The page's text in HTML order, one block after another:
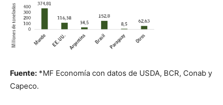
Fuente: *MF Economía con datos de USDA, BCR, Conab y
Capeco.